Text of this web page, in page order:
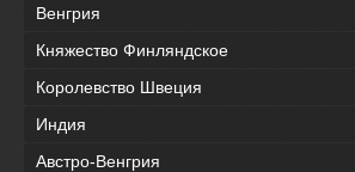
Венгрия
Княжество Финляндское
Королевство Швеция
Индия
Австро-Венгрия